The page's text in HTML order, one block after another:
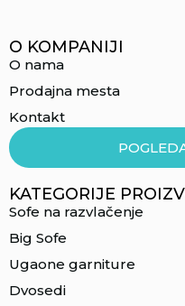
O KOMPANIJI
O nama
Prodajna mesta
Kontakt
KATEGORIJE
Sofe na razvlačenje
Big Sofe
Ugaone garniture
Dvosedi